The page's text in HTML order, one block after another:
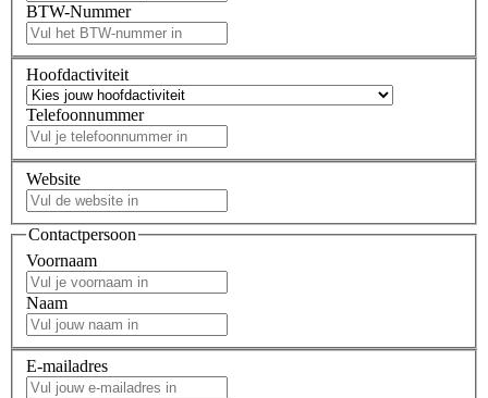
BTW-Nummer
Hoofdactiviteit
Telefoonnummer
Website
Contactpersoon
Voornaam
Naam
E-mailadres